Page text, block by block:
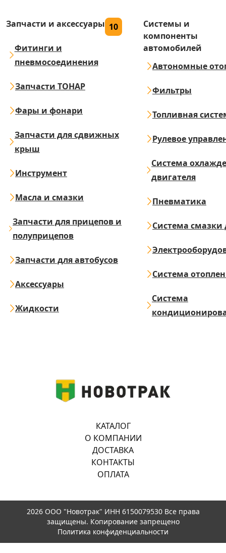
Запчасти и аксессуары 10
Фитинги и
пневмосоединения
Запчасти ТОНАР
Фары и фонари
Запчасти для сдвижных
крыш
Инструмент
Масла и смазки
Запчасти для прицепов и
полуприцепов
Запчасти для автобусов
Аксессуары
Жидкости
Системы и
компоненты
автомобилей
Автономные
Фильтры
Топливная
Рулевое
Система
двигателя
Пневматика
Система смазки
Система
Система
КАТАЛОГ
О КОМПАНИИ
ДОСТАВКА
КОНТАКТЫ
ОПЛАТА
2026 ООО "Новотрак" ИНН 6150079530 Все права
защищены. Копирование запрещено
Политика конфиденциальности